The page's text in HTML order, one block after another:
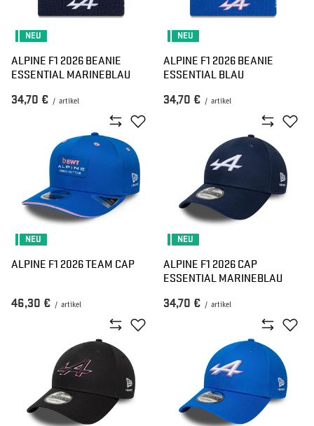
NEU
ALPINE F1 2026 BEANIE
ESSENTIAL MARINEBLAU
34,70 € / artikel
NEU
ALPINE F1 2026 BEANIE
ESSENTIAL BLAU
34,70 € / artikel
NEU
ALPINE F1 2026 TEAM CAP
46,30 € / artikel
NEU
ALPINE F1 2026 CAP
ESSENTIAL MARINEBLAU
34,70 € / artikel